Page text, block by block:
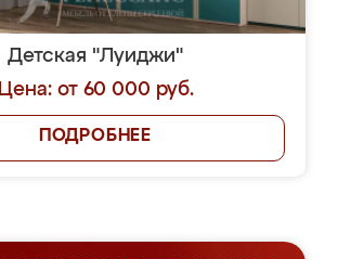
Детская "Луиджи"
Цена: от 60 000 руб.
ПОДРОБНЕЕ